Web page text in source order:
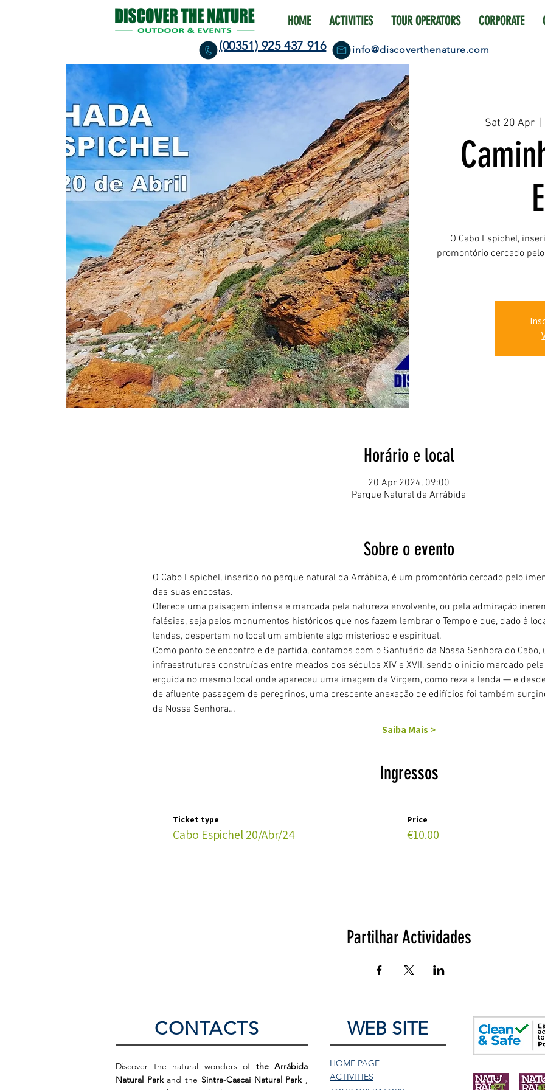
HOME ACTIVITIES TOUR OPERATORS CORPORATE
(00351) 925 437 916 info@discoverthenature.com
Sat 20 Apr
  |
O Cabo Espichel,
promontório cercado
Horário e local
20 Apr 2024, 09:00
Parque Natural da Arrábida
Sobre o evento
O Cabo Espichel, inserido no parque natural da Arrábida, é um promontório cercado pelo
das suas encostas.
Oferece uma paisagem intensa e marcada pela natureza envolvente, ou pela admiração
falésias, seja pelos monumentos históricos que nos fazem lembrar o Tempo e que, dado à
lendas, despertam no local um ambiente algo misterioso e espiritual.
Como ponto de encontro e de partida, contamos com o Santuário da Nossa Senhora do Cabo,
infraestruturas construídas entre meados dos séculos XIV e XVII, sendo o inicio marcado
erguida no mesmo local onde apareceu uma imagem da Virgem, como reza a lenda — e
de afluente passagem de peregrinos, uma crescente anexação de edifícios foi também
da Nossa Senhora…
Saiba Mais >
Ingressos
Ticket type
Cabo Espichel 20/Abr/24
Price
€10.00
Partilhar Actividades
CONTACTS
Discover the natural wonders of the Arrábida
Natural Parkand the Sintra-Cascai Natural Park,
WEB SITE
HOME PAGE
ACTIVITIES